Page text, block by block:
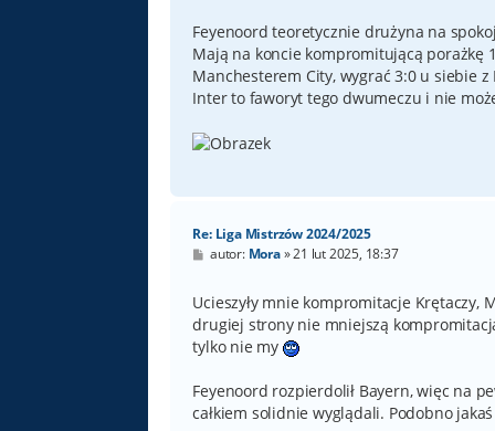
Feyenoord teoretycznie drużyna na
Mają na koncie kompromitującą porażkę
Manchesterem City, wygrać 3:0 u siebie
Inter to faworyt tego dwumeczu i nie
Re: Liga Mistrzów 2024/2025
P
t
autor: Mora»21 lut 2025, 18:37
Ucieszyły mnie kompromitacje
drugiej strony nie mniejszą
tylko nie my
Feyenoord rozpierdolił Bayern, więc na
całkiem solidnie wyglądali. Podobno